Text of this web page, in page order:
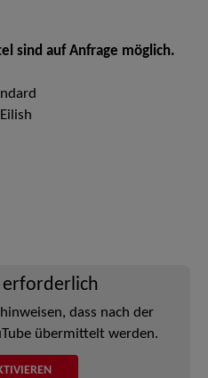
sind auf Anfrage möglich.
dass nach der
übermittelt werden.